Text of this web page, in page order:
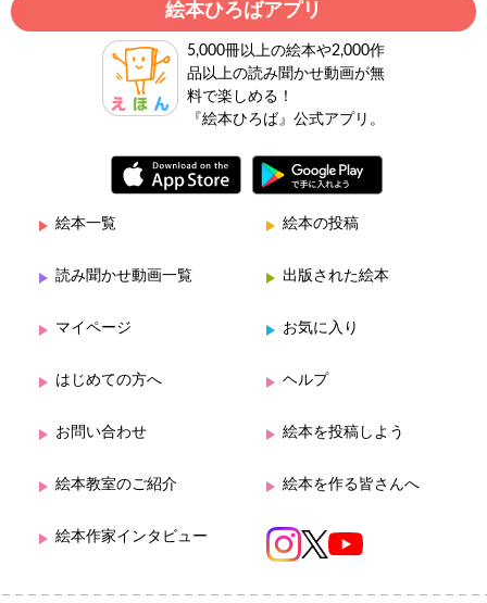
絵本ひろばアプリ
5,000冊以上の絵本や2,000作
品以上の読み聞かせ動画が無
料で楽しめる！
『絵本ひろば』公式アプリ。
絵本一覧 絵本の投稿
読み聞かせ動画一覧 出版された絵本
マイページ お気に入り
はじめての方へ ヘルプ
お問い合わせ 絵本を投稿しよう
絵本教室のご紹介 絵本を作る皆さんへ
絵本作家インタビュー